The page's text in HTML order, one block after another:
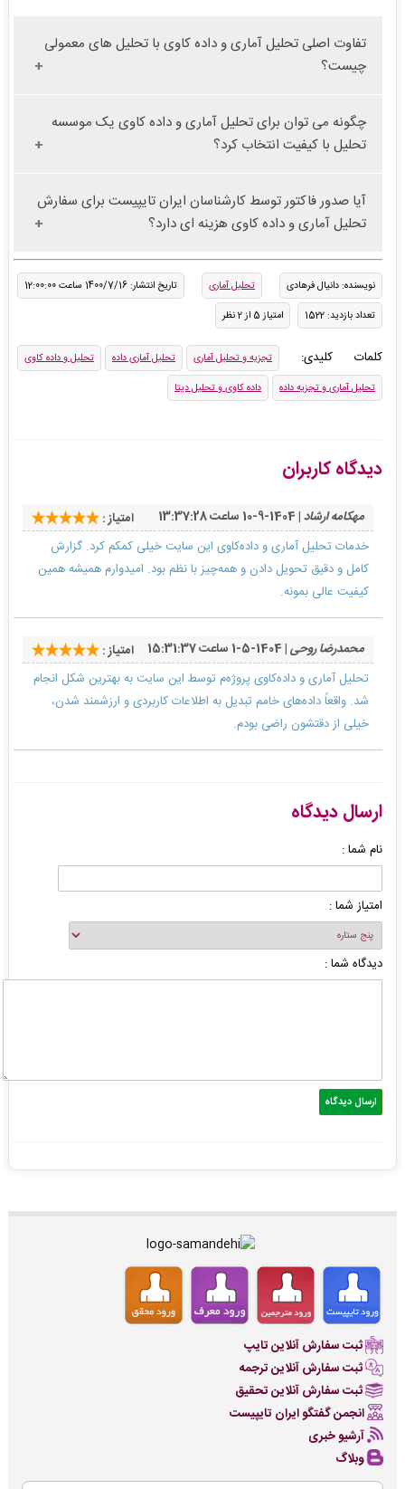
تفاوت اصلی تحلیل آماری و داده کاوی با تحلیل های معمولی
چیست؟
چگونه می توان برای تحلیل آماری و داده کاوی یک موسسه
تحلیل با کیفیت انتخاب کرد؟
آیا صدور فاکتور توسط کارشناسان ایران تایپیست برای سفارش
تحلیل آماری و داده کاوی هزینه ای دارد؟
نویسنده: دانیال فرهادی تحلیل آماری
تاریخ انتشار: 1400/7/16 ساعت 12:00:00
تعداد بازدید: 1522
امتیاز 5 از 2 نظر
کلمات کلیدی: تجزیه و تحلیل آماری تحلیل آماری داده
تحلیل و داده کاوی
تحلیل آماری و تجزیه داده
داده کاوی و تحلیل دیتا
دیدگاه کاربران
مهکامه ارشاد| 1404-9-10 ساعت 13:37:28
امتیاز :
خدمات تحلیل آماری و داده‌کاوی این سایت خیلی کمکم کرد. گزارش
کامل و دقیق تحویل دادن و همه‌چیز با نظم بود. امیدوارم همیشه همین
کیفیت عالی بمونه.
محمدرضا روحی| 1404-5-1 ساعت 15:31:37
امتیاز :
تحلیل آماری و داده‌کاوی پروژه‌م توسط این سایت به بهترین شکل انجام
شد. واقعاً داده‌های خامم تبدیل به اطلاعات کاربردی و ارزشمند شدن،
خیلی از دقتشون راضی بودم.
ارسال دیدگاه
نام شما :
امتیاز شما :
دیدگاه شما :
ثبت سفارش آنلاین تایپ
ثبت سفارش آنلاین ترجمه
ثبت سفارش آنلاین تحقیق
انجمن گفتگو ایران تایپیست
آرشیو خبری
وبلاگ